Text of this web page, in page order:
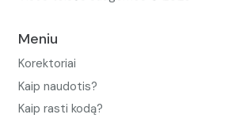
Meniu
Korektoriai
Kaip naudotis?
Kaip rasti kodą?